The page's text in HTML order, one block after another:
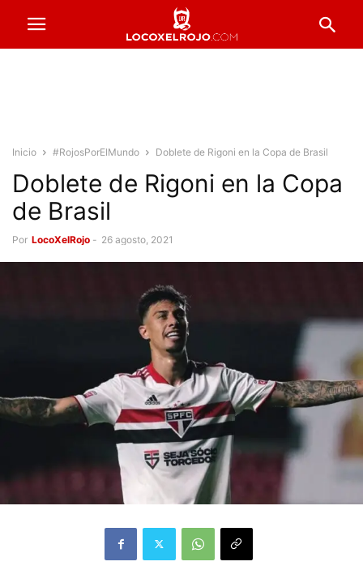
Inicio #RojosPorElMundo Doblete de Rigoni en la Copa de Brasil
Doblete de Rigoni en la Copa
de Brasil
Por LocoXelRojo - 26 agosto, 2021